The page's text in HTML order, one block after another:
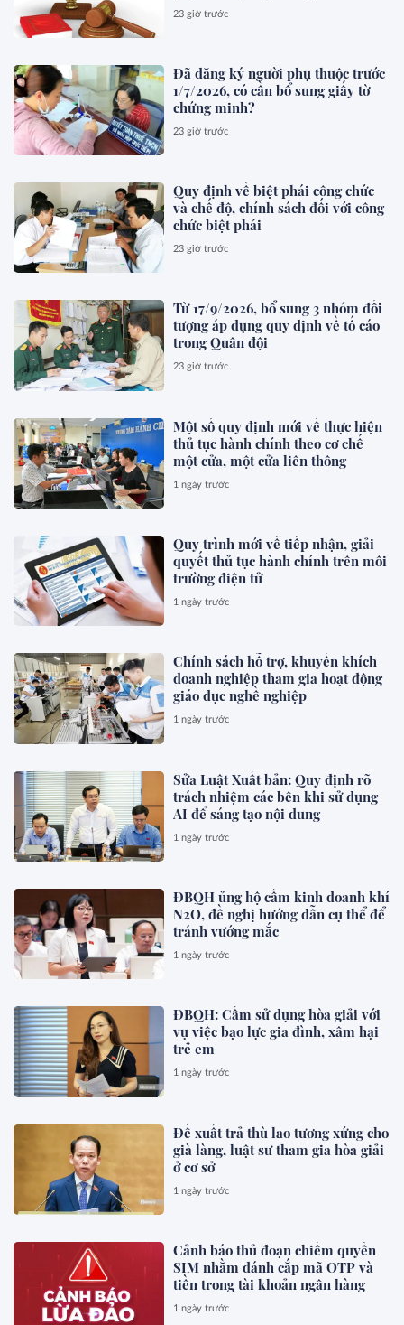
23 giờ trước
Đã đăng ký người phụ thuộc trước
1/7/2026, có cần bổ sung giấy tờ
chứng minh?
23 giờ trước
Quy định về biệt phái công chức
và chế độ, chính sách đối với công
chức biệt phái
23 giờ trước
Từ 17/9/2026, bổ sung 3 nhóm đối
tượng áp dụng quy định về tố cáo
trong Quân đội
23 giờ trước
Một số quy định mới về thực hiện
thủ tục hành chính theo cơ chế
một cửa, một cửa liên thông
1 ngày trước
Quy trình mới về tiếp nhận, giải
quyết thủ tục hành chính trên môi
trường điện tử
1 ngày trước
Chính sách hỗ trợ, khuyến khích
doanh nghiệp tham gia hoạt động
giáo dục nghề nghiệp
1 ngày trước
Sửa Luật Xuất bản: Quy định rõ
trách nhiệm các bên khi sử dụng
AI để sáng tạo nội dung
1 ngày trước
ĐBQH ủng hộ cấm kinh doanh khí
N2O, đề nghị hướng dẫn cụ thể để
tránh vướng mắc
1 ngày trước
ĐBQH: Cấm sử dụng hòa giải với
vụ việc bạo lực gia đình, xâm hại
trẻ em
1 ngày trước
Đề xuất trả thù lao tương xứng cho
già làng, luật sư tham gia hòa giải
ở cơ sở
1 ngày trước
Cảnh báo thủ đoạn chiếm quyền
SIM nhằm đánh cắp mã OTP và
tiền trong tài khoản ngân hàng
1 ngày trước